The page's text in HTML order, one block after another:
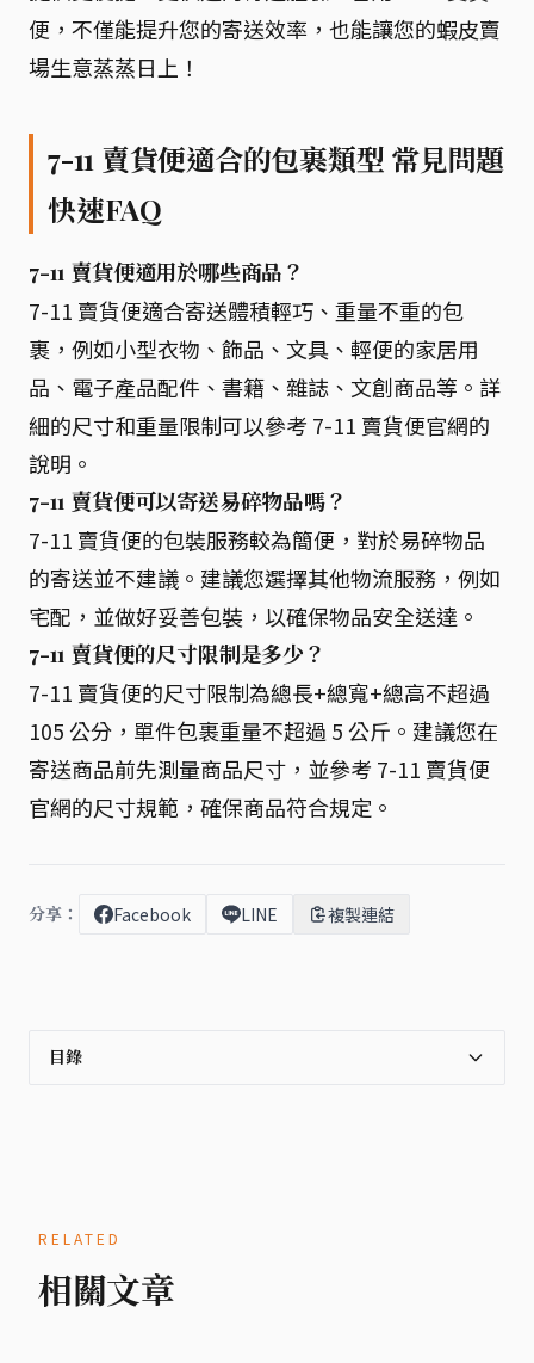
便，不僅能提升您的寄送效率，也能讓您的蝦皮賣
場生意蒸蒸日上！
7-11 賣貨便適合的包裹類型 常見問題
快速FAQ
7-11 賣貨便適用於哪些商品？
7-11 賣貨便適合寄送體積輕巧、重量不重的包
裹，例如小型衣物、飾品、文具、輕便的家居用
品、電子產品配件、書籍、雜誌、文創商品等。詳
細的尺寸和重量限制可以參考 7-11 賣貨便官網的
說明。
7-11 賣貨便可以寄送易碎物品嗎？
7-11 賣貨便的包裝服務較為簡便，對於易碎物品
的寄送並不建議。建議您選擇其他物流服務，例如
宅配，並做好妥善包裝，以確保物品安全送達。
7-11 賣貨便的尺寸限制是多少？
7-11 賣貨便的尺寸限制為總長+總寬+總高不超過
105 公分，單件包裹重量不超過 5 公斤。建議您在
寄送商品前先測量商品尺寸，並參考 7-11 賣貨便
官網的尺寸規範，確保商品符合規定。
分享： Facebook LINE 複製連結
目錄
RELATED
相關文章